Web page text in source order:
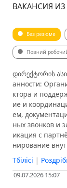
ВАКАНСИЯ
Без резюме
Повний
დირექტორის
анности:
ктора и
ие и
ем,
ных звонков и
икация с
нирование
Тбілісі |
09.07.2026 15:07